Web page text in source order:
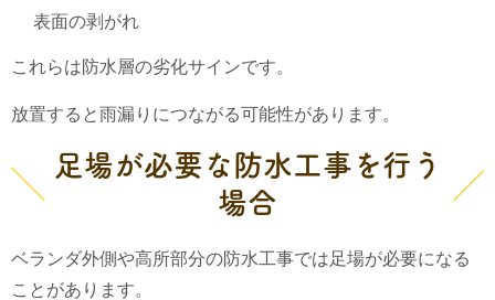
表面の剥がれ
これらは防水層の劣化サインです。
放置すると雨漏りにつながる可能性があります。
足場が必要な防水工事を行う
場合
ベランダ外側や高所部分の防水工事では足場が必要になる
ことがあります。